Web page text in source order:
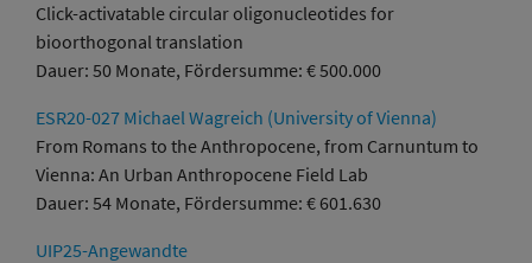
Click-activatable circular oligonucleotides for
bioorthogonal translation
Dauer: 50 Monate, Fördersumme: € 500.000
ESR20-027 Michael Wagreich (University of Vienna)
From Romans to the Anthropocene, from Carnuntum to
Vienna: An Urban Anthropocene Field Lab
Dauer: 54 Monate, Fördersumme: € 601.630
UIP25-Angewandte